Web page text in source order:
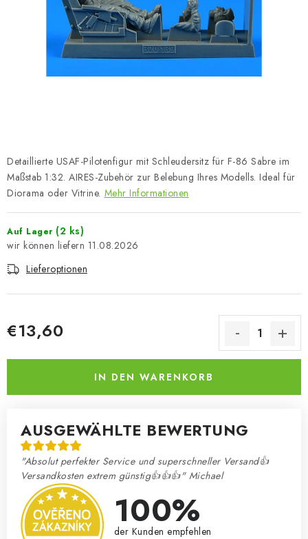
FARBEN & WERKZEUGE
PUBLIKATIONEN
SKY RIDERS COFFEE
Über uns Meine Bestellung
Kontakte
Versand und Bezahlung
Bedingungen und Konditionen
Datenschutzbestimmungen
Art Scale Modellbau-Glossar
Detaillierte USAF-Pilotenfigur mit Schleudersitz für F-86 Sabre im
Maßstab 1:32. AIRES-Zubehör zur Belebung Ihres Modells. Ideal für
Diorama oder Vitrine. Mehr Informationen
Auf Lager (2 ks)
11.08.2026
Lieferoptionen
€13,60
IN DEN WARENKORB
AUSGEWÄHLTE BEWERTUNG
"Absolut perfekter Service und superschneller Versand👍
Versandkosten extrem günstig👍👍👍" Michael
100%
der Kunden empfehlen